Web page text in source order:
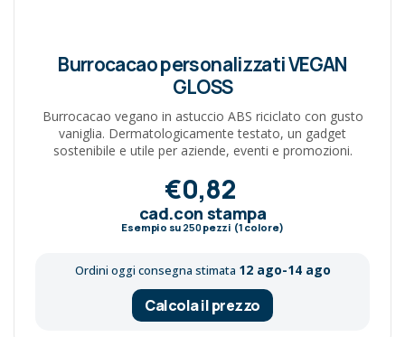
Burrocacao personalizzati VEGAN
GLOSS
Burrocacao vegano in astuccio ABS riciclato con gusto
vaniglia. Dermatologicamente testato, un gadget
sostenibile e utile per aziende, eventi e promozioni.
€0,82
cad.con stampa
Esempio su 250pezzi (1 colore)
Ordini oggi consegna stimata 12 ago-14 ago
Calcola il prezzo